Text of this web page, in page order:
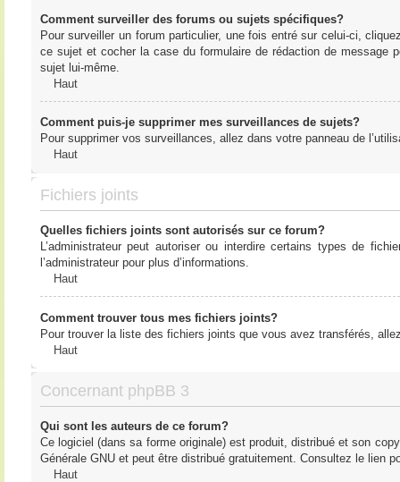
Comment surveiller des forums ou sujets spécifiques?
Pour surveiller un forum particulier, une fois entré sur celui-ci,
ce sujet et cocher la case du formulaire de rédaction de message
sujet lui-même.
Haut
Comment puis-je supprimer mes surveillances de sujets?
Pour supprimer vos surveillances, allez dans votre panneau de
Haut
Fichiers joints
Quelles fichiers joints sont autorisés sur ce forum?
L’administrateur peut autoriser ou interdire certains types de
l’administrateur pour plus d’informations.
Haut
Comment trouver tous mes fichiers joints?
Pour trouver la liste des fichiers joints que vous avez transférés,
Haut
Concernant phpBB 3
Qui sont les auteurs de ce forum?
Ce logiciel (dans sa forme originale) est produit, distribué et son
Générale GNU et peut être distribué gratuitement. Consultez le lien
Haut